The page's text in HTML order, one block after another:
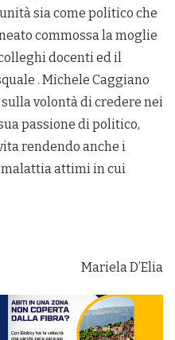
sia come politico che
commossa la moglie
docenti ed il
. Michele Caggiano
volontà di credere nei
passione di politico,
rendendo anche i
attimi in cui
Mariela D’Elia